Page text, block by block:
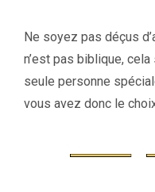
Ne soyez pas déçus
n’est pas biblique, cela
seule personne
vous avez donc le